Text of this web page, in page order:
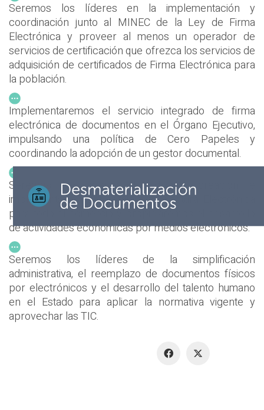
Seremos los líderes en la implementación y
coordinación junto al MINEC de la Ley de Firma
Electrónica y proveer al menos un operador de
servicios de certificación que ofrezca los servicios de
adquisición de certificados de Firma Electrónica para
la población.
Implementaremos el servicio integrado de firma
electrónica de documentos en el Órgano Ejecutivo,
impulsando una política de Cero Papeles y
coordinando la adopción de un gestor documental.
Seremos los líderes del diseño, creación e
implementación del servicio de Factura Electrónica
para todo el comercio y propiciaremos el desarrollo
de actividades económicas por medios electrónicos.
Seremos los líderes de la simplificación
administrativa, el reemplazo de documentos físicos
por electrónicos y el desarrollo del talento humano
en el Estado para aplicar la normativa vigente y
aprovechar las TIC.